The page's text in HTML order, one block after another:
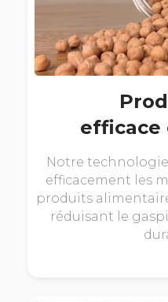
efficace
Notre
efficacement les
produits
réduisant le